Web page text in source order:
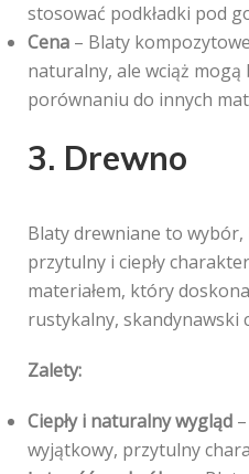
stosować podkładki pod
Cena – Blaty
naturalny, ale wciąż
porównaniu do innych
3. Drewno
Blaty drewniane to
przytulny i ciepły
materiałem, który
rustykalny, skandynawski
Zalety:
Ciepły i naturalny wygląd
wyjątkowy, przytulny